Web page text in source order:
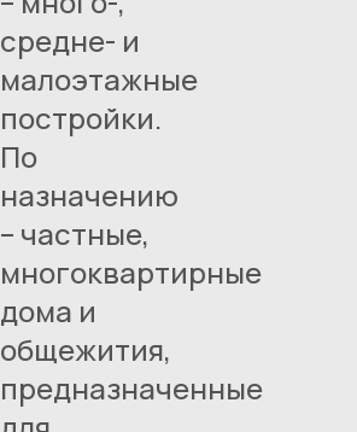
средне- и
малоэтажные
постройки.
По
назначению
– частные,
многоквартирные
дома и
общежития,
предназначенные